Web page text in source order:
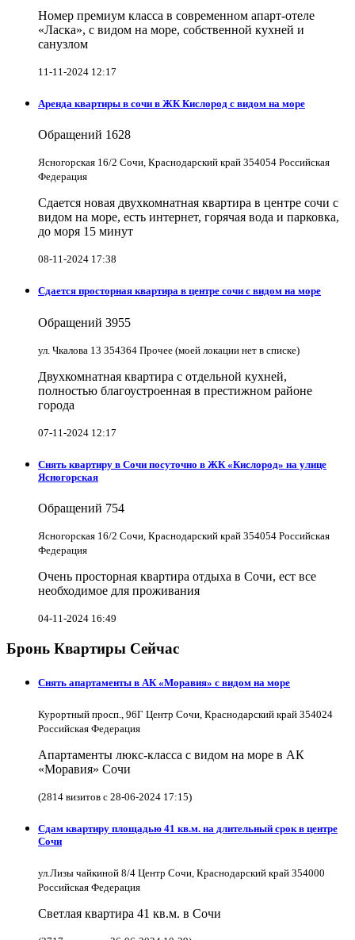
Номер премиум класса в современном апарт-отеле
«Ласка», с видом на море, собственной кухней и
санузлом
11-11-2024 12:17
Аренда квартиры в сочи в ЖК Кислород с видом на море
Обращений 1628
Ясногорская 16/2 Сочи, Краснодарский край 354054 Российская
Федерация
Сдается новая двухкомнатная квартира в центре сочи с
видом на море, есть интернет, горячая вода и парковка,
до моря 15 минут
08-11-2024 17:38
Сдается просторная квартира в центре сочи с видом на море
Обращений 3955
ул. Чкалова 13 354364 Прочее (моей локации нет в списке)
Двухкомнатная квартира с отдельной кухней,
полностью благоустроенная в престижном районе
города
07-11-2024 12:17
Снять квартиру в Cочи посуточно в ЖК «Кислород» на улице
Ясногорская
Обращений 754
Ясногорская 16/2 Сочи, Краснодарский край 354054 Российская
Федерация
Очень просторная квартира отдыха в Сочи, ест все
необходимое для проживания
04-11-2024 16:49
Бронь Квартиры Сейчас
Снять апартаменты в АК «Моравия» с видом на море
Курортный просп., 96Г Центр Сочи, Краснодарский край 354024
Российская Федерация
Апартаменты люкс-класса с видом на море в АК
«Моравия» Сочи
(2814 визитов с 28-06-2024 17:15)
Сдам квартиру площадью 41 кв.м. на длительный срок в центре
Сочи
ул.Лизы чайкиной 8/4 Центр Сочи, Краснодарский край 354000
Российская Федерация
Светлая квартира 41 кв.м. в Сочи